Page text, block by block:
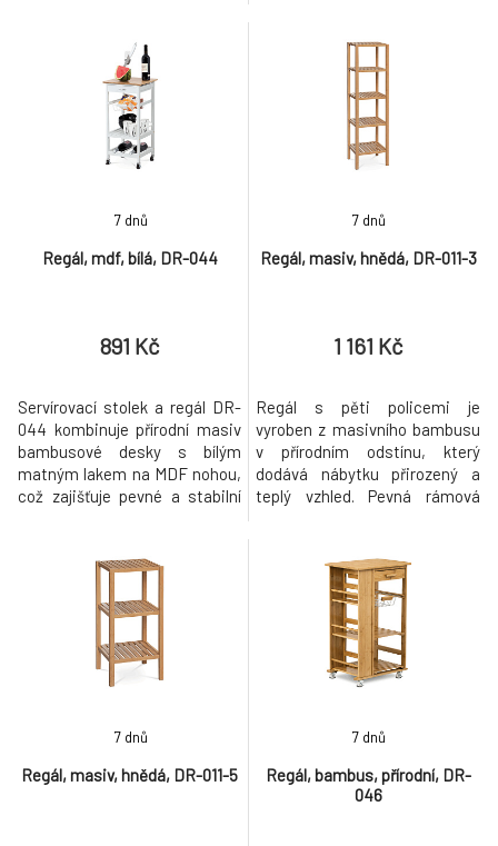
kvalitní a odolný nábytek, ale i
přírodní krásu, která se
zharmonizuje s každým
interiérem. Žebřík je vybaven
šesti prostornými policemi,
stabilitu a zároveň moderní
vzhled vhodný do různých
interiérů. Police jsou navrženy
tak, aby unesly zatížení až 12
kg, což umožňuje bezpečné
uložení dekorací, knih nebo
Regál, mdf, bílá, DR-044
7 dnů
891 Kč
Servírovací stolek a regál DR-
044 kombinuje přírodní masiv
bambusové desky s bílým
matným lakem na MDF nohou,
což zajišťuje pevné a stabilní
interiérů. Vrchní deska z
bambusu nabízí odolný a
snadno udržovatelný povrch
ideální pro přípravu a
servírování jídel. Stolek je
vybaven praktickou zásuvkou
Regál, masiv, hnědá, DR-011-3
7 dnů
1 161 Kč
Regál s pěti policemi je
vyroben z masivního bambusu
v přírodním odstínu, který
dodává nábytku přirozený a
teplý vzhled. Pevná rámová
jednotlivé police s dřevěnými
lamelami umožňují dobré
odvětrávání uložených
předmětů. Regál je vhodný pro
uskladnění lehčích věcí s
nosností až 15
Regál, masiv, hnědá, DR-011-5
7 dnů
Regál, bambus, přírodní, DR-
046
7 dnů